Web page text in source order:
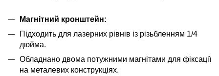
Магнітний кронштейн:
Підходить для лазерних рівнів із різьбленням 1/4
дюйма.
Обладнано двома потужними магнітами для фіксації
на металевих конструкціях.